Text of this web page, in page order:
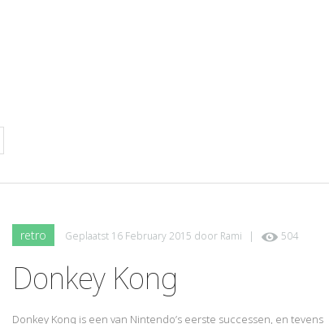
retro Geplaatst 16 February 2015 door Rami | 504
Donkey Kong
Donkey Kong is een van Nintendo’s eerste successen, en tevens